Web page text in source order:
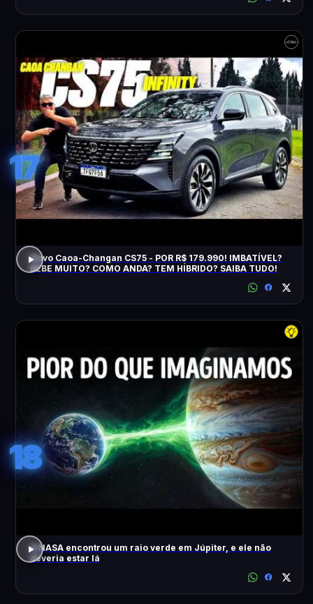
17
Novo Caoa-Changan CS75 - POR R$ 179.990! IMBATÍVEL?
BEBE MUITO? COMO ANDA? TEM HÍBRIDO? SAIBA TUDO!
18
A NASA encontrou um raio verde em Júpiter, e ele não
deveria estar lá